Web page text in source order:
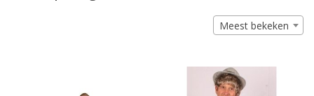
Meest bekeken